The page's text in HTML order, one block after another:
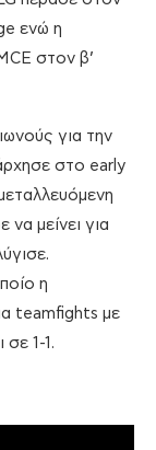
ενώ η
στον β’
για την
στο early
μείνει για
η
teamfights με
σε 1-1.